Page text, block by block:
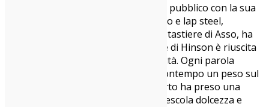
ha incantato il pubblico con la sua
delicatezza. La combinazione di banjo e lap steel,
accompagnata dal tocco soave delle tastiere di Asso, ha
creato una culla sonora dove la voce di Hinson è riuscita
ad esprimere tutta la sua vulnerabilità. Ogni parola
sembrava essere una carezza e al contempo un peso sul
che il concerto ha preso una
piega più riflessiva. Un brano che mescola dolcezza e